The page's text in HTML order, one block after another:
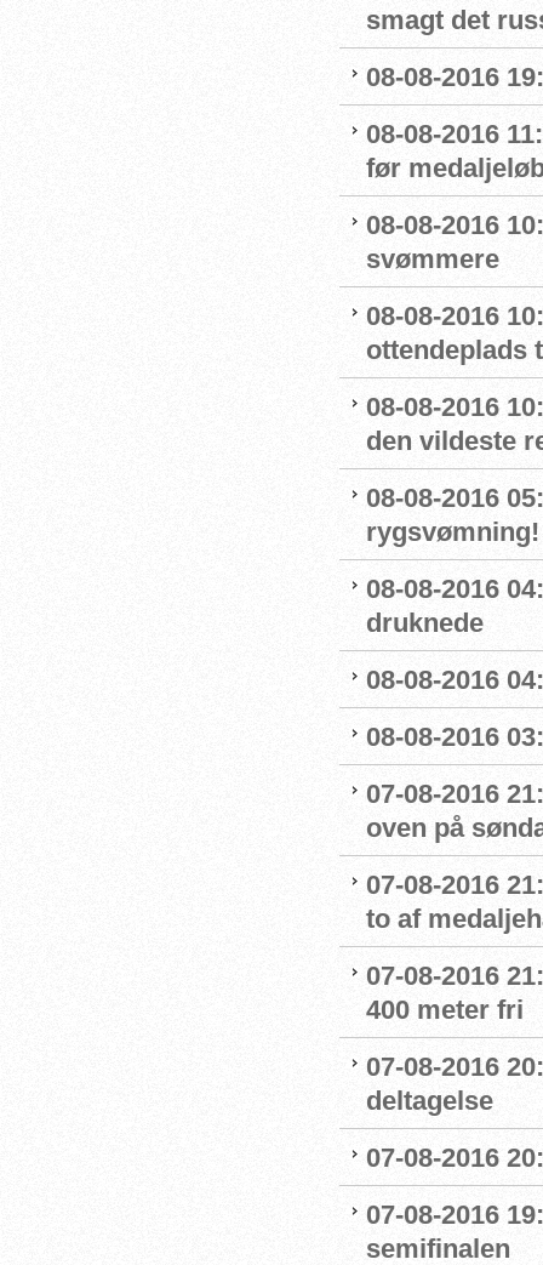
smagt det
08-08-2016
08-08-2016
før
08-08-2016
svømmere
08-08-2016
ottendeplads
08-08-2016
den vildeste
08-08-2016
rygsvømning!
08-08-2016
druknede
08-08-2016
08-08-2016
07-08-2016
oven på
07-08-2016
to af
07-08-2016
400 meter fri
07-08-2016
deltagelse
07-08-2016
07-08-2016
semifinalen